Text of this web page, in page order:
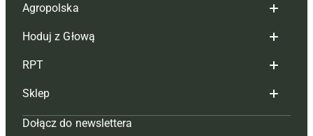
Agropolska
Redakcja
Reklama
Tagi
Mapa serwisu
Hoduj z Głową
Hoduj z głową bydło
Hoduj z głową świnie
Prenumerata
RPT
Redakcja
Prenumerata
Sklep
Czasopisma i prenumerata
Dołącz do newslettera